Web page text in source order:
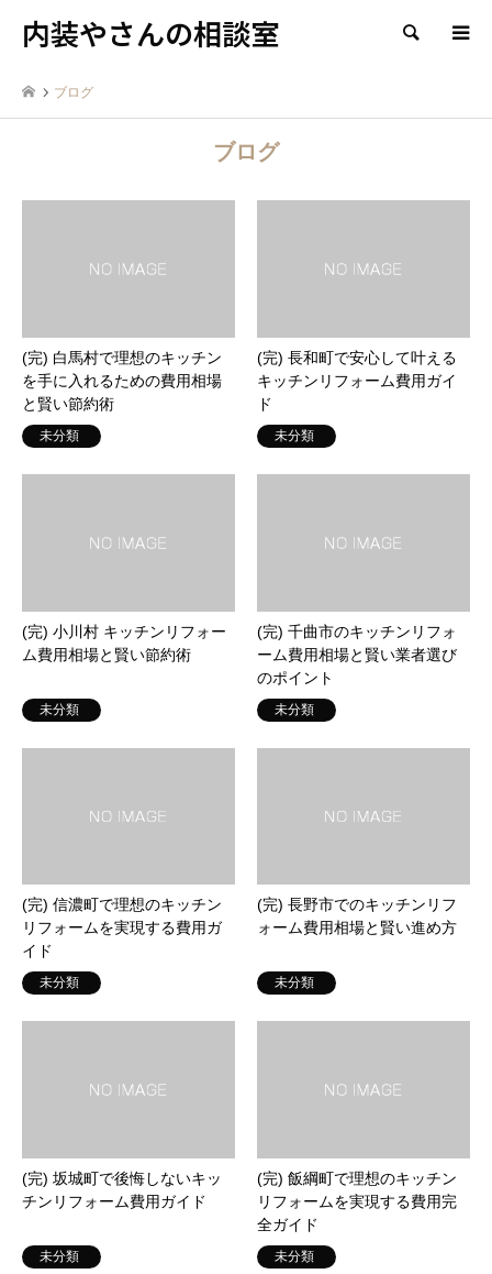
内装やさんの相談室 検索
ブログ
ブログ
(完) 白馬村で理想のキッチン
を手に入れるための費用相場
と賢い節約術
未分類
(完) 長和町で安心して叶える
キッチンリフォーム費用ガイ
ド
未分類
(完) 小川村 キッチンリフォー
ム費用相場と賢い節約術
未分類
(完) 千曲市のキッチンリフォ
ーム費用相場と賢い業者選び
のポイント
未分類
(完) 信濃町で理想のキッチン
リフォームを実現する費用ガ
イド
未分類
(完) 長野市でのキッチンリフ
ォーム費用相場と賢い進め方
未分類
(完) 坂城町で後悔しないキッ
チンリフォーム費用ガイド
未分類
(完) 飯綱町で理想のキッチン
リフォームを実現する費用完
全ガイド
未分類